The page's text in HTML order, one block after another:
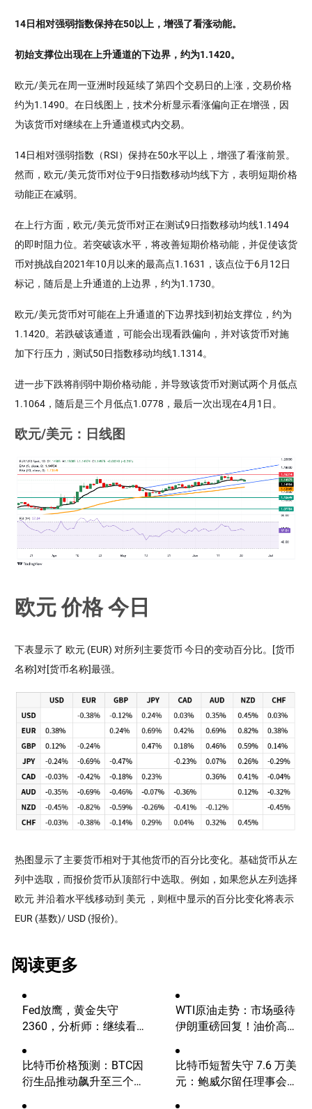
14日相对强弱指数保持在50以上，增强了看涨动能。
初始支撑位出现在上升通道的下边界，约为1.1420。
欧元/美元在周一亚洲时段延续了第四个交易日的上涨，交易价格
约为1.1490。在日线图上，技术分析显示看涨偏向正在增强，因
为该货币对继续在上升通道模式内交易。
14日相对强弱指数（RSI）保持在50水平以上，增强了看涨前景。
然而，欧元/美元货币对位于9日指数移动均线下方，表明短期价格
动能正在减弱。
在上行方面，欧元/美元货币对正在测试9日指数移动均线1.1494
的即时阻力位。若突破该水平，将改善短期价格动能，并促使该货
币对挑战自2021年10月以来的最高点1.1631，该点位于6月12日
标记，随后是上升通道的上边界，约为1.1730。
欧元/美元货币对可能在上升通道的下边界找到初始支撑位，约为
1.1420。若跌破该通道，可能会出现看跌偏向，并对该货币对施
加下行压力，测试50日指数移动均线1.1314。
进一步下跌将削弱中期价格动能，并导致该货币对测试两个月低点
1.1064，随后是三个月低点1.0778，最后一次出现在4月1日。
欧元/美元：日线图
欧元 价格 今日
下表显示了 欧元 (EUR) 对所列主要货币 今日的变动百分比。[货币
名称]对[货币名称]最强。
热图显示了主要货币相对于其他货币的百分比变化。基础货币从左
列中选取，而报价货币从顶部行中选取。例如，如果您从左列选择
欧元 并沿着水平线移动到 美元 ，则框中显示的百分比变化将表示
EUR (基数)/ USD (报价)。
阅读更多
Fed放鹰，黄金失守
2360，分析师：继续看
WTI原油走势：市场亟待
伊朗重磅回复！油价高波
比特币价格预测：BTC因
衍生品推动飙升至三个月
比特币短暂失守 7.6 万美
元：鲍威尔留任理事会将